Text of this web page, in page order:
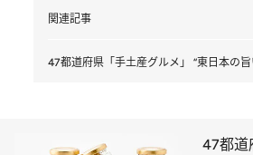
関連記事
47都道府県「手土産グルメ」 “東日本の
47都道